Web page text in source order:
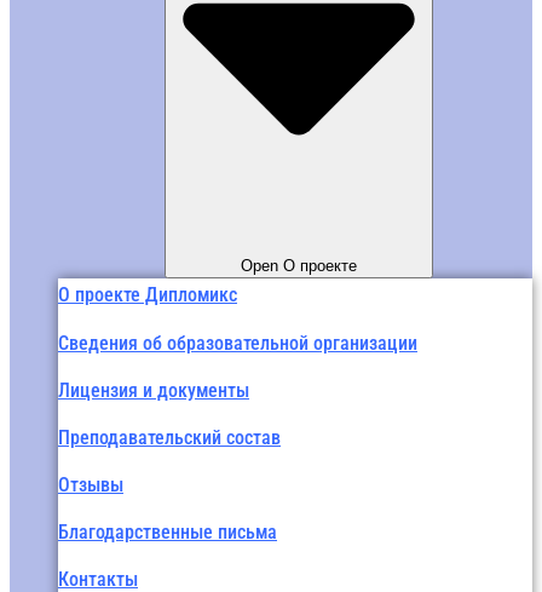
Open О проекте
О проекте Дипломикс
Сведения об образовательной организации
Лицензия и документы
Преподавательский состав
Отзывы
Благодарственные письма
Контакты